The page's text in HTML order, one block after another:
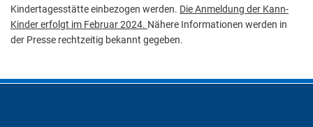
Kindertagesstätte einbezogen werden. Die Anmeldung der Kann-
Kinder erfolgt im Februar 2024. Nähere Informationen werden in
der Presse rechtzeitig bekannt gegeben.